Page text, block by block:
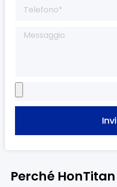
Perché